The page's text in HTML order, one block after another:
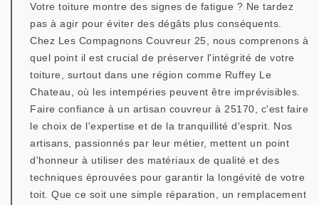
Votre toiture montre des signes de fatigue ? Ne tardez
pas à agir pour éviter des dégâts plus conséquents.
Chez Les Compagnons Couvreur 25, nous comprenons à
quel point il est crucial de préserver l'intégrité de votre
toiture, surtout dans une région comme Ruffey Le
Chateau, où les intempéries peuvent être imprévisibles.
Faire confiance à un artisan couvreur à 25170, c'est faire
le choix de l'expertise et de la tranquillité d'esprit. Nos
artisans, passionnés par leur métier, mettent un point
d'honneur à utiliser des matériaux de qualité et des
techniques éprouvées pour garantir la longévité de votre
toit. Que ce soit une simple réparation, un remplacement